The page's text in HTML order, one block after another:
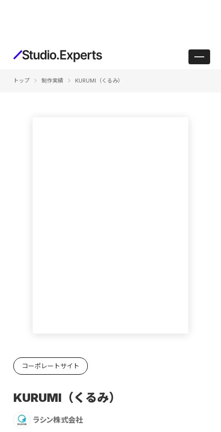
トップ keyboard_arrow_right 制作実績 keyboard_arrow_right KURUMI（くるみ）
コーポレートサイト
KURUMI（くるみ）
ラシン株式会社